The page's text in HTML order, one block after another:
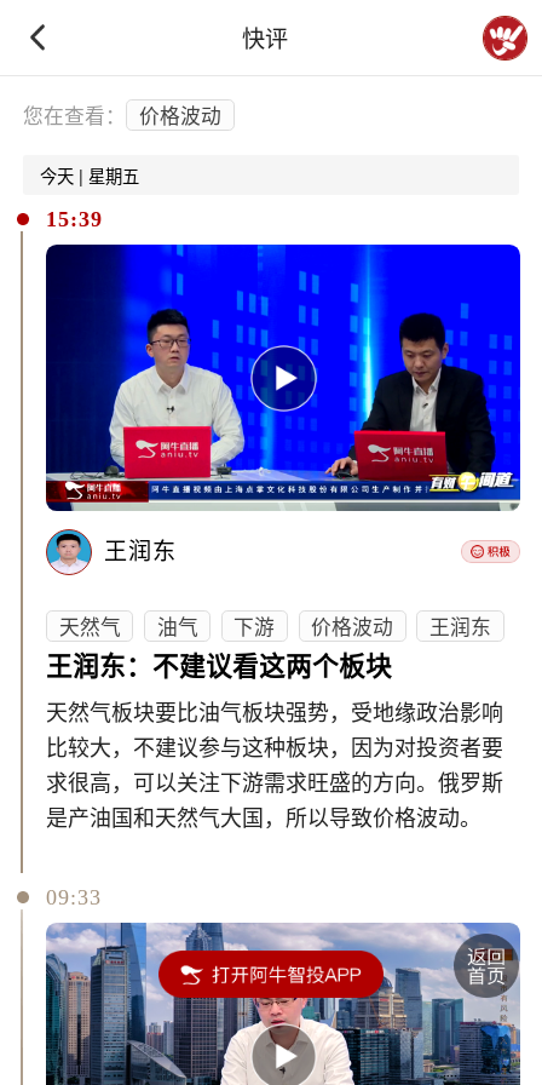
快评
下拉刷新
您在查看： 价格波动
今天 | 星期五
15:39
王润东
天然气 油气 下游 价格波动
王润东
王润东：不建议看这两个板块
天然气板块要比油气板块强势，受地缘政治影响
比较大，不建议参与这种板块，因为对投资者要
求很高，可以关注下游需求旺盛的方向。俄罗斯
是产油国和天然气大国，所以导致价格波动。
09:33